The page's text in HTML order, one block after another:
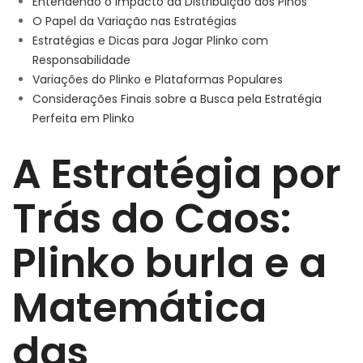
O Papel da Variação nas Estratégias
Estratégias e Dicas para Jogar Plinko com
Responsabilidade
Variações do Plinko e Plataformas Populares
Considerações Finais sobre a Busca pela Estratégia
Perfeita em Plinko
A Estratégia por
Trás do Caos:
Plinko burla e a
Matemática